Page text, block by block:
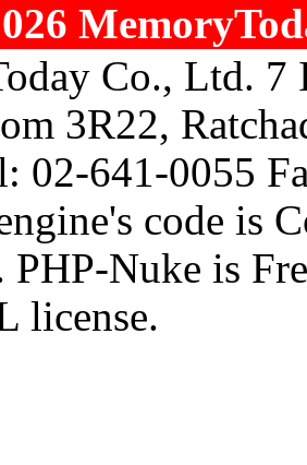
Co., Ltd.
3R22,
02-641-0055
code is
PHP-Nuke is
license.